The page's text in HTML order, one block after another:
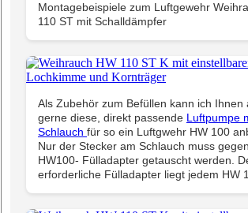
Montagebeispiele zum Luftgewehr
110 ST mit Schalldämpfer
Als Zubehör zum Befüllen kann ich Ihnen
gerne diese, direkt passende Luftpumpe
Schlauch für so ein Luftgwehr HW 100
Nur der Stecker am Schlauch muss
HW100- Fülladapter getauscht werden.
erforderliche Fülladapter liegt jedem HW